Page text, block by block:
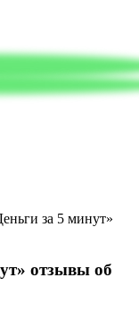
за 5 минут»
отзывы об